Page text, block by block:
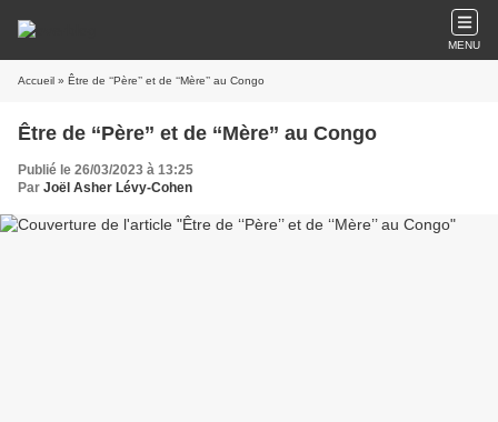
MENU
Accueil » Être de ‘‘Père’’ et de ‘‘Mère’’ au Congo
Être de ‘‘Père’’ et de ‘‘Mère’’ au Congo
Publié le 26/03/2023 à 13:25
Par Joël Asher Lévy-Cohen